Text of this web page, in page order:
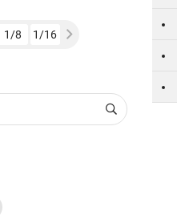
1/8 1/16 Khác